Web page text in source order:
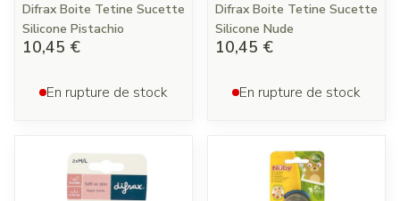
Difrax Boite Tetine Sucette
Silicone Pistachio
10,45 €
En rupture de stock
Difrax Boite Tetine Sucette
Silicone Nude
10,45 €
En rupture de stock